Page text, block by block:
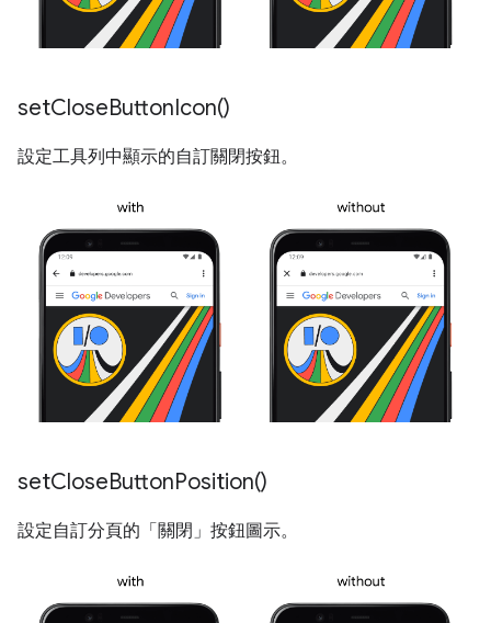
setCloseButtonIcon()
設定工具列中顯示的自訂關閉按鈕。
setCloseButtonPosition()
設定自訂分頁的「關閉」按鈕圖示。